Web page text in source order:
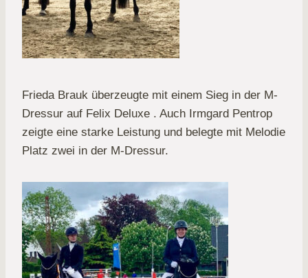
Frieda Brauk überzeugte mit einem Sieg in der M-
Dressur auf Felix Deluxe . Auch Irmgard Pentrop
zeigte eine starke Leistung und belegte mit Melodie
Platz zwei in der M-Dressur.